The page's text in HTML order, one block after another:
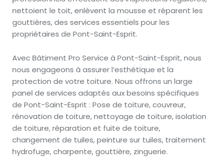
nettoient le toit, enlèvent la mousse et réparent les
gouttières, des services essentiels pour les
propriétaires de Pont-Saint-Esprit.
Avec Bâtiment Pro Service à Pont-Saint-Esprit, nous
nous engageons à assurer l’esthétique et la
protection de votre toiture. Nous offrons un large
panel de services adaptés aux besoins spécifiques
de Pont-Saint-Esprit : Pose de toiture, couvreur,
rénovation de toiture, nettoyage de toiture, isolation
de toiture, réparation et fuite de toiture,
changement de tuiles, peinture sur tuiles, traitement
hydrofuge, charpente, gouttière, zinguerie.